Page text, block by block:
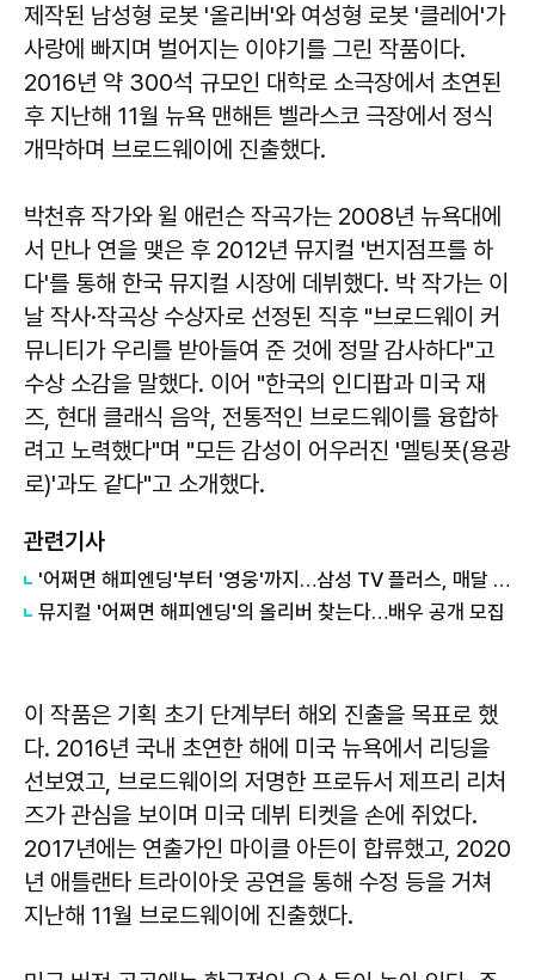
제작된 남성형 로봇 '올리버'와 여성형 로봇 '클레어'가
사랑에 빠지며 벌어지는 이야기를 그린 작품이다.
2016년 약 300석 규모인 대학로 소극장에서 초연된
후 지난해 11월 뉴욕 맨해튼 벨라스코 극장에서 정식
개막하며 브로드웨이에 진출했다.
박천휴 작가와 윌 애런슨 작곡가는 2008년 뉴욕대에
서 만나 연을 맺은 후 2012년 뮤지컬 '번지점프를 하
다'를 통해 한국 뮤지컬 시장에 데뷔했다. 박 작가는 이
날 작사·작곡상 수상자로 선정된 직후 "브로드웨이 커
뮤니티가 우리를 받아들여 준 것에 정말 감사하다"고
수상 소감을 말했다. 이어 "한국의 인디팝과 미국 재
즈, 현대 클래식 음악, 전통적인 브로드웨이를 융합하
려고 노력했다"며 "모든 감성이 어우러진 '멜팅폿(용광
로)'과도 같다"고 소개했다.
관련기사
'어쩌면 해피엔딩'부터 '영웅'까지…삼성 TV 플러스, 매달 뮤지컬 독점 공개
뮤지컬 '어쩌면 해피엔딩'의 올리버 찾는다…배우 공개 모집
이 작품은 기획 초기 단계부터 해외 진출을 목표로 했
다. 2016년 국내 초연한 해에 미국 뉴욕에서 리딩을
선보였고, 브로드웨이의 저명한 프로듀서 제프리 리처
즈가 관심을 보이며 미국 데뷔 티켓을 손에 쥐었다.
2017년에는 연출가인 마이클 아든이 합류했고, 2020
년 애틀랜타 트라이아웃 공연을 통해 수정 등을 거쳐
지난해 11월 브로드웨이에 진출했다.